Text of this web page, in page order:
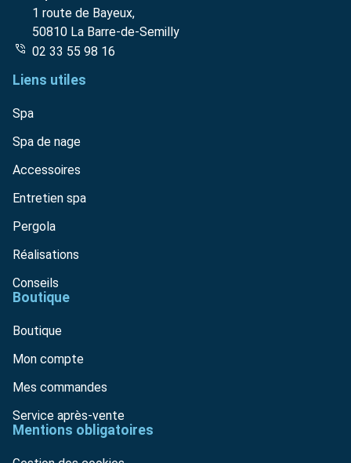
1 route de Bayeux,
50810 La Barre-de-Semilly
02 33 55 98 16
Liens utiles
Spa
Spa de nage
Accessoires
Entretien spa
Pergola
Réalisations
Conseils
Boutique
Boutique
Mon compte
Mes commandes
Service après-vente
Mentions obligatoires